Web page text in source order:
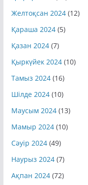
Желтоқсан 2024(12)
Қараша 2024(5)
Қазан 2024(7)
Қыркүйек 2024(10)
Тамыз 2024(16)
Шілде 2024(10)
Маусым 2024(13)
Мамыр 2024(10)
Сәуір 2024(49)
Наурыз 2024(7)
Ақпан 2024(72)